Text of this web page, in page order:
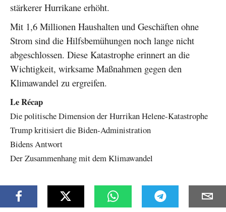
stärkerer Hurrikane erhöht.
Mit 1,6 Millionen Haushalten und Geschäften ohne
Strom sind die Hilfsbemühungen noch lange nicht
abgeschlossen. Diese Katastrophe erinnert an die
Wichtigkeit, wirksame Maßnahmen gegen den
Klimawandel zu ergreifen.
Le Récap
Die politische Dimension der Hurrikan Helene-Katastrophe
Trump kritisiert die Biden-Administration
Bidens Antwort
Der Zusammenhang mit dem Klimawandel